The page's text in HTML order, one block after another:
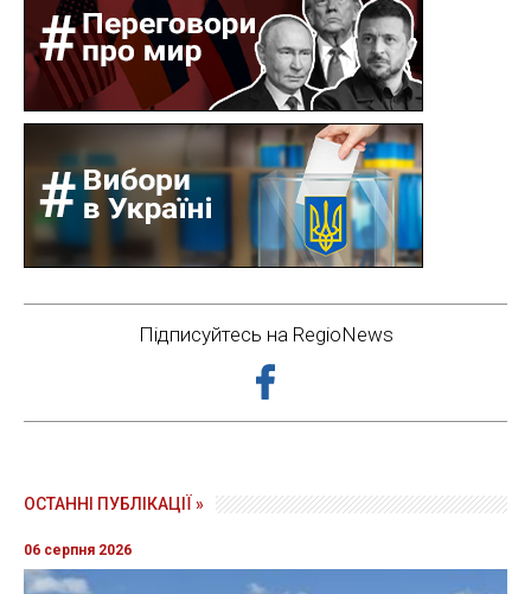
Підписуйтесь на RegioNews
ОСТАННІ ПУБЛІКАЦІЇ »
06 серпня 2026